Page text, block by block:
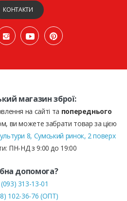
КОНТАКТИ
магазин зброї:
на сайті та попереднього
ви можете забрати товар за цією
8, Сумський ринок, 2 поверх
ПН-НД з 9:00 до 19:00
допомога?
313-13-01
102-36-76 (ОПТ)